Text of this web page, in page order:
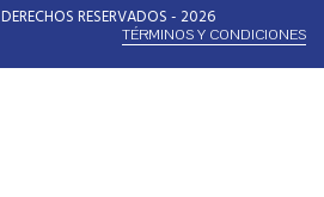
RESERVADOS - 2026
TÉRMINOS Y CONDICIONES